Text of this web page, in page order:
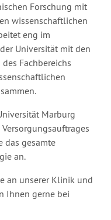
Forschung mit
wissenschaftlichen
eng im
Universität mit den
Fachbereichs
Marburg
das gesamte
an.
an unserer Klinik und
Ihnen gerne bei